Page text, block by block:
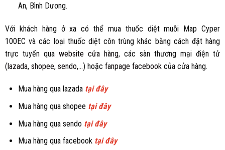
An, Bình Dương.
Với khách hàng ở xa có thể mua thuốc diệt muỗi Map Cyper
100EC và các loại thuốc diệt côn trùng khác bằng cách đặt hàng
trực tuyến qua website cửa hàng, các sàn thương mại điện tử
(lazada, shopee, sendo,...) hoặc fanpage facebook của cửa hàng.
Mua hàng qua lazada tại đây
Mua hàng qua shopee tại đây
Mua hàng qua sendo tại đây
Mua hàng qua facebook tại đây